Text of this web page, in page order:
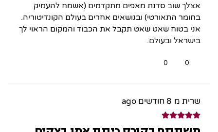
אצלך שוב סדנת מאפים מתקדמים (אשמח להעמיק
בחומר התאורטי) ובנושאים אחרים בעולם הקונדיטוריה.
אני בטוח שאט שאט תקבל את הכבוד והמקום הראוי לך
בישראל ובעולם.
0
0
שרית מ 8 חודשים ago